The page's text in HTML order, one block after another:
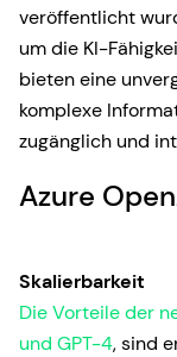
veröffentlicht
um die KI-
bieten eine
komplexe
zugänglich und
Azure
Skalierbarkeit
Die Vorteile der
und GPT-4, sind